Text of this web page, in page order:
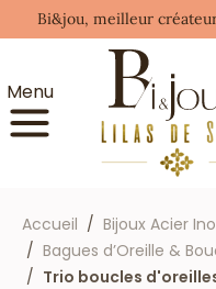
Bi&jou, meilleur
Menu
Accueil
Bijoux Acier
Bagues d’Oreille &
Trio boucles